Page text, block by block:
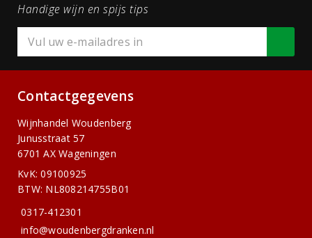
Handige wijn en spijs tips
Contactgegevens
Wijnhandel Woudenberg
Junusstraat 57
6701 AX Wageningen
KvK: 09100925
BTW: NL808214755B01
0317-412301
info@woudenbergdranken.nl